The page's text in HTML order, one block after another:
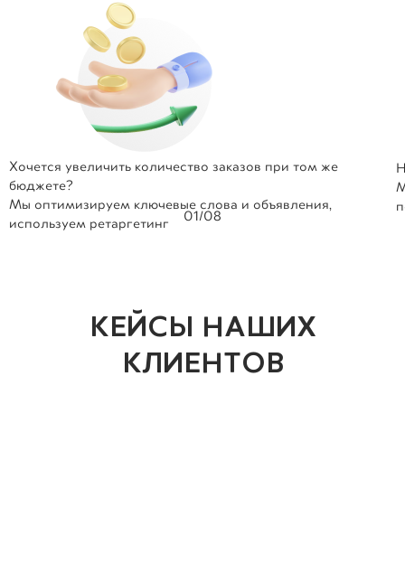
Хочется увеличить количество заказов при том же
бюджете?
Мы оптимизируем ключевые слова и объявления,
используем ретаргетинг
01/08
КЕЙСЫ НАШИХ
КЛИЕНТОВ